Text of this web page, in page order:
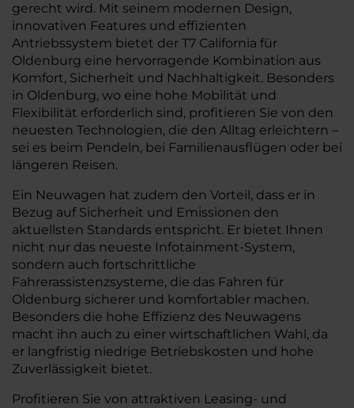
gerecht wird. Mit seinem modernen Design,
innovativen Features und effizienten
Antriebssystem bietet der T7 California für
Oldenburg eine hervorragende Kombination aus
Komfort, Sicherheit und Nachhaltigkeit. Besonders
in Oldenburg, wo eine hohe Mobilität und
Flexibilität erforderlich sind, profitieren Sie von den
neuesten Technologien, die den Alltag erleichtern –
sei es beim Pendeln, bei Familienausflügen oder bei
längeren Reisen.
Ein Neuwagen hat zudem den Vorteil, dass er in
Bezug auf Sicherheit und Emissionen den
aktuellsten Standards entspricht. Er bietet Ihnen
nicht nur das neueste Infotainment-System,
sondern auch fortschrittliche
Fahrerassistenzsysteme, die das Fahren für
Oldenburg sicherer und komfortabler machen.
Besonders die hohe Effizienz des Neuwagens
macht ihn auch zu einer wirtschaftlichen Wahl, da
er langfristig niedrige Betriebskosten und hohe
Zuverlässigkeit bietet.
Profitieren Sie von attraktiven Leasing- und